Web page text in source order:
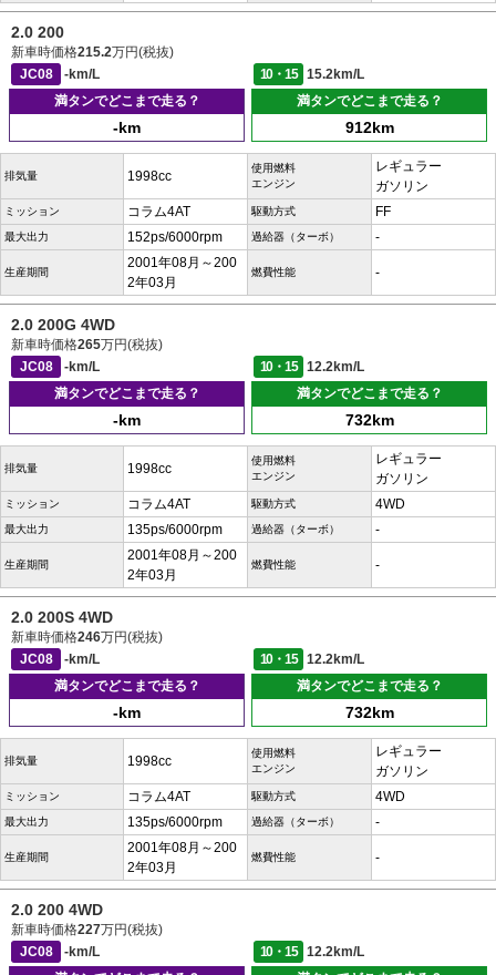
2.0 200
新車時価格215.2万円(税抜)
JC08
-km/L 10・15
15.2km/L
満タンでどこまで走る？
-km
満タンでどこまで走る？
912km
排気量 1998cc
使用燃料
エンジン
レギュラー
ガソリン
ミッション コラム4AT 駆動方式 FF
最大出力 152ps/6000rpm 過給器（ターボ） -
生産期間
2001年08月～200
2年03月
燃費性能 -
2.0 200G 4WD
新車時価格265万円(税抜)
JC08
-km/L 10・15
12.2km/L
満タンでどこまで走る？
-km
満タンでどこまで走る？
732km
排気量 1998cc
使用燃料
エンジン
レギュラー
ガソリン
ミッション コラム4AT 駆動方式 4WD
最大出力 135ps/6000rpm 過給器（ターボ） -
生産期間
2001年08月～200
2年03月
燃費性能 -
2.0 200S 4WD
新車時価格246万円(税抜)
JC08
-km/L 10・15
12.2km/L
満タンでどこまで走る？
-km
満タンでどこまで走る？
732km
排気量 1998cc
使用燃料
エンジン
レギュラー
ガソリン
ミッション コラム4AT 駆動方式 4WD
最大出力 135ps/6000rpm 過給器（ターボ） -
生産期間
2001年08月～200
2年03月
燃費性能 -
2.0 200 4WD
新車時価格227万円(税抜)
JC08
-km/L 10・15
12.2km/L